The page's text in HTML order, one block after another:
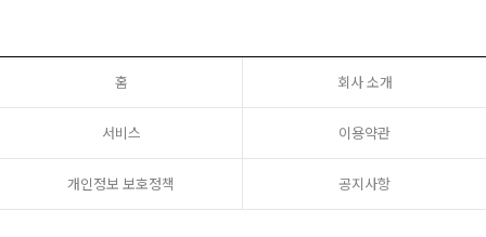
홈 회사 소개
서비스 이용약관
개인정보 보호정책 공지사항